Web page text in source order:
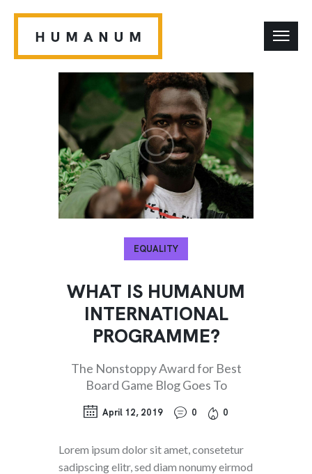
EQUALITY
WHAT IS HUMANUM
INTERNATIONAL
PROGRAMME?
The Nonstoppy Award for Best
Board Game Blog Goes To
April 12, 2019 0 0
Lorem ipsum dolor sit amet, consetetur
sadipscing elitr, sed diam nonumy eirmod